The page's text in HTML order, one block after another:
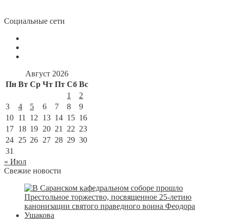
Социальные сети
Август 2026
Пн Вт Ср Чт Пт Сб Вс
1
2
3
4 5 6 7 8
9
10 11 12 13 14 15 16
17 18 19 20 21 22 23
24 25 26 27 28 29 30
31
« Июл
Свежие новости